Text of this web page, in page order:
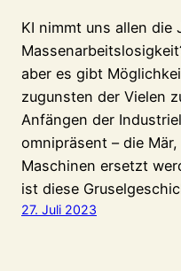
KI nimmt uns allen
aber es gibt
zugunsten der Vielen
Anfängen der
omnipräsent – die
Maschinen ersetzt
ist diese
27. Juli 2023